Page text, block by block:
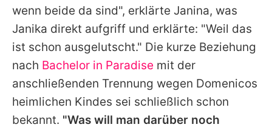
wenn beide da sind", erklärte Janina, was
Janika direkt aufgriff und erklärte: "Weil das
ist schon ausgelutscht." Die kurze Beziehung
nach Bachelor in Paradise mit der
anschließenden Trennung wegen Domenicos
heimlichen Kindes sei schließlich schon
bekannt. "Was will man darüber noch